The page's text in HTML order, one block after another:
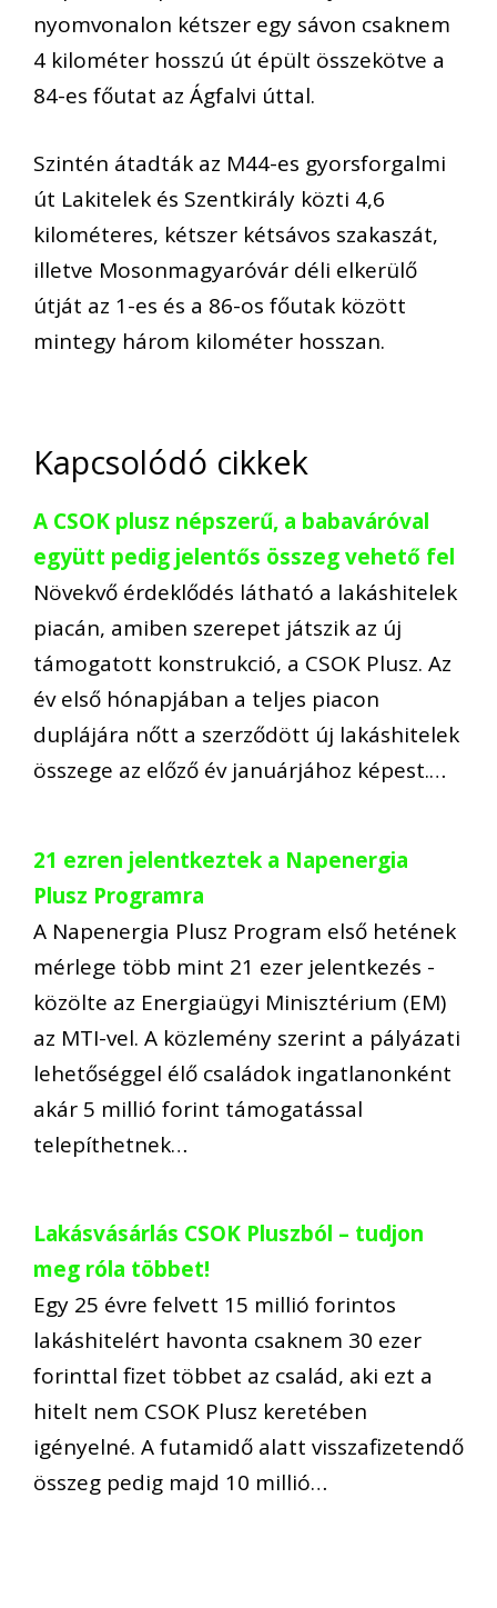
nyomvonalon kétszer egy sávon csaknem
4 kilométer hosszú út épült összekötve a
84-es főutat az Ágfalvi úttal.
Szintén átadták az M44-es gyorsforgalmi
út Lakitelek és Szentkirály közti 4,6
kilométeres, kétszer kétsávos szakaszát,
illetve Mosonmagyaróvár déli elkerülő
útját az 1-es és a 86-os főutak között
mintegy három kilométer hosszan.
Kapcsolódó cikkek
A CSOK plusz népszerű, a babaváróval
együtt pedig jelentős összeg vehető fel
Növekvő érdeklődés látható a lakáshitelek
piacán, amiben szerepet játszik az új
támogatott konstrukció, a CSOK Plusz. Az
év első hónapjában a teljes piacon
duplájára nőtt a szerződött új lakáshitelek
összege az előző év januárjához képest.…
21 ezren jelentkeztek a Napenergia
Plusz Programra
A Napenergia Plusz Program első hetének
mérlege több mint 21 ezer jelentkezés -
közölte az Energiaügyi Minisztérium (EM)
az MTI-vel. A közlemény szerint a pályázati
lehetőséggel élő családok ingatlanonként
akár 5 millió forint támogatással
telepíthetnek…
Lakásvásárlás CSOK Pluszból – tudjon
meg róla többet!
Egy 25 évre felvett 15 millió forintos
lakáshitelért havonta csaknem 30 ezer
forinttal fizet többet az család, aki ezt a
hitelt nem CSOK Plusz keretében
igényelné. A futamidő alatt visszafizetendő
összeg pedig majd 10 millió…